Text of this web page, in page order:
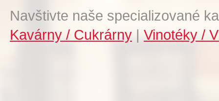
Navštivte naše specializované
Kavárny / Cukrárny | Vinotéky /